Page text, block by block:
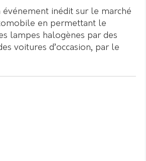
événement inédit sur le marché
en permettant le
lampes halogènes par des
voitures d’occasion, par le